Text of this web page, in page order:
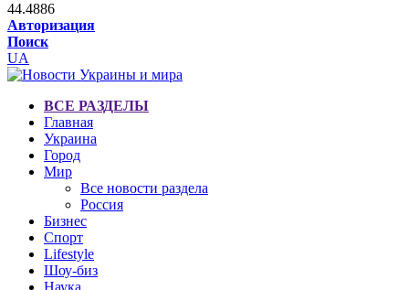
44.4886
Авторизация
Поиск
UA
ВСЕ РАЗДЕЛЫ
Главная
Украина
Город
Мир
Все новости раздела
Россия
Бизнес
Спорт
Lifestyle
Шоу-биз
Наука